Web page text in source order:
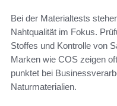
Bei der Materialtests
Nahtqualität im Fokus.
Stoffes und Kontrolle von
Marken wie COS zeigen
punktet bei
Naturmaterialien.